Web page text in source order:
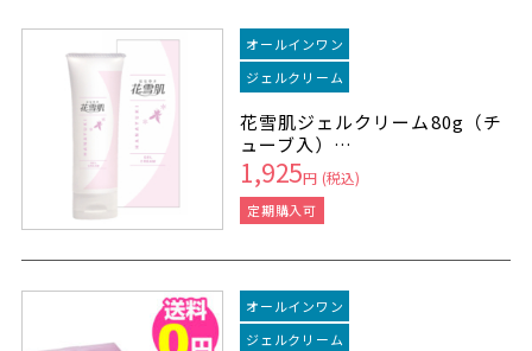
オールインワン
ジェルクリーム
花雪肌ジェルクリーム80g（チ
ューブ入）…
1,925円 (税込)
定期購入可
オールインワン
ジェルクリーム